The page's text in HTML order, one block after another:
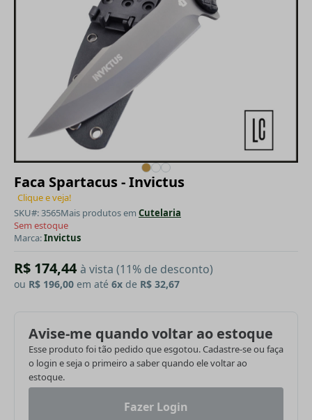
Faca Spartacus - Invictus
Clique e veja!
SKU#: 3565Mais produtos em Cutelaria
Sem estoque
Marca:Invictus
R$ 174,44 à vista (11% de desconto)
ou R$ 196,00 em até 6x de R$ 32,67
Avise-me quando voltar ao estoque
Esse produto foi tão pedido que esgotou. Cadastre-se ou faça
o login e seja o primeiro a saber quando ele voltar ao
estoque.
Fazer Login